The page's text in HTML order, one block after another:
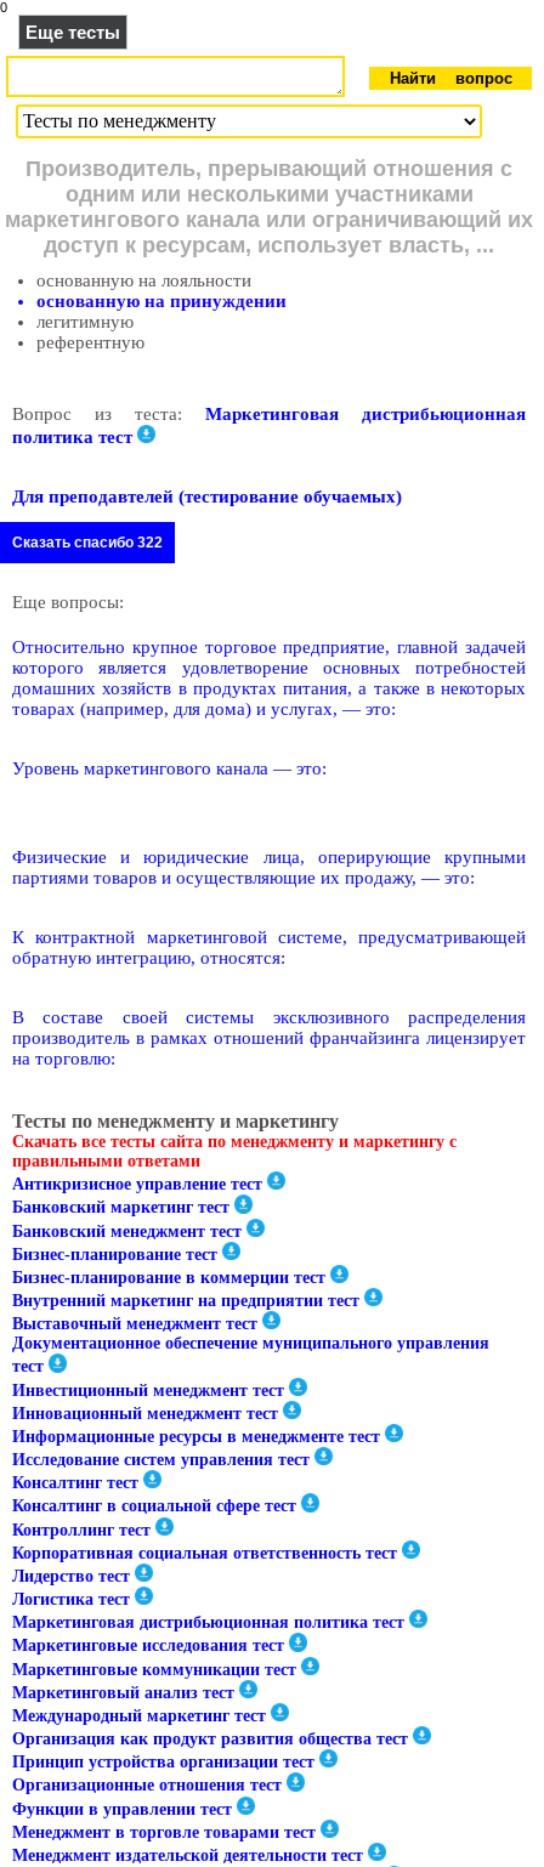
0
Еще тесты
Производитель, прерывающий отношения с
одним или несколькими участниками
маркетингового канала или ограничивающий их
доступ к ресурсам, использует власть, ...
основанную на лояльности
основанную на принуждении
легитимную
референтную
Вопрос из теста: Маркетинговая дистрибьюционная
политика тест
Для преподавтелей (тестирование обучаемых)
Сказать спасибо 322
Еще вопросы:
Относительно крупное торговое предприятие, главной задачей
которого является удовлетворение основных потребностей
домашних хозяйств в продуктах питания, а также в некоторых
товарах (например, для дома) и услугах, — это:
Уровень маркетингового канала — это:
Физические и юридические лица, оперирующие крупными
партиями товаров и осуществляющие их продажу, — это:
К контрактной маркетинговой системе, предусматривающей
обратную интеграцию, относятся:
В составе своей системы эксклюзивного распределения
производитель в рамках отношений франчайзинга лицензирует
на торговлю:
Тесты по менеджменту и маркетингу
Скачать все тесты сайта по менеджменту и маркетингу с
правильными ответами
Антикризисное управление тест
Банковский маркетинг тест
Банковский менеджмент тест
Бизнес-планирование тест
Бизнес-планирование в коммерции тест
Внутренний маркетинг на предприятии тест
Выставочный менеджмент тест
Документационное обеспечение муниципального управления
тест
Инвестиционный менеджмент тест
Инновационный менеджмент тест
Информационные ресурсы в менеджменте тест
Исследование систем управления тест
Консалтинг тест
Консалтинг в социальной сфере тест
Контроллинг тест
Корпоративная социальная ответственность тест
Лидерство тест
Логистика тест
Маркетинговая дистрибьюционная политика тест
Маркетинговые исследования тест
Маркетинговые коммуникации тест
Маркетинговый анализ тест
Международный маркетинг тест
Организация как продукт развития общества тест
Принцип устройства организации тест
Организационные отношения тест
Функции в управлении тест
Менеджмент в торговле товарами тест
Менеджмент издательской деятельности тест